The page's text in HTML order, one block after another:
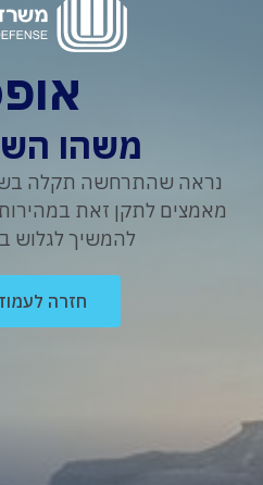
משהו
נראה שהתרחשה תקלה
מאמצים לתקן זאת
להמשיך לגלוש
חזרה